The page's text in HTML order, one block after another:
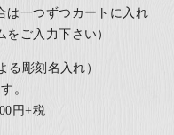
は一つずつカートに入れ
ご入力下さい）
る彫刻名入れ）
。
円+税